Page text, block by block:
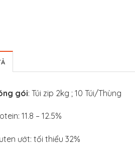
gói: Túi zip 2kg ; 10 Túi/Thùng
11.8 – 12.5%
ướt: tối thiểu 32%